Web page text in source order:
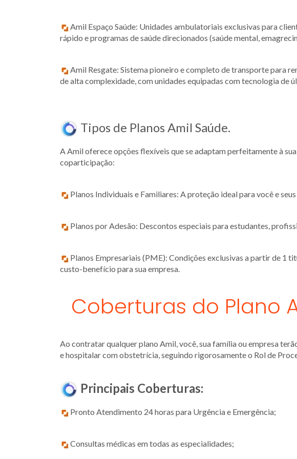
Amil Espaço Saúde: Unidades ambulatoriais exclusivas para
rápido e programas de saúde direcionados (saúde mental,
Amil Resgate: Sistema pioneiro e completo de transporte para
de alta complexidade, com unidades equipadas com tecnologia de
Tipos de Planos Amil Saúde.
A Amil oferece opções flexíveis que se adaptam perfeitamente à
coparticipação:
Planos Individuais e Familiares: A proteção ideal para você e
Planos por Adesão: Descontos especiais para estudantes,
Planos Empresariais (PME): Condições exclusivas a partir de 1
custo-benefício para sua empresa.
Coberturas do Plano
Ao contratar qualquer plano Amil, você, sua família ou empresa
e hospitalar com obstetrícia, seguindo rigorosamente o Rol de
Principais Coberturas:
Pronto Atendimento 24 horas para Urgência e Emergência;
Consultas médicas em todas as especialidades;